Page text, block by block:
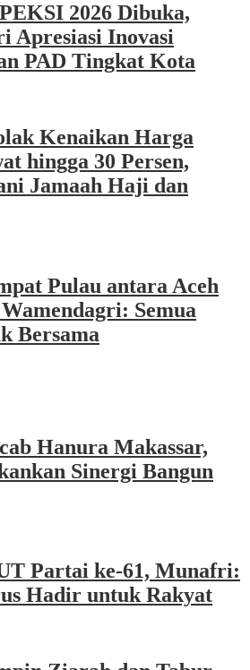
2026 Dibuka,
Apresiasi Inovasi
PAD Tingkat Kota
Kenaikan Harga
hingga 30 Persen,
Jamaah Haji dan
Pulau antara Aceh
Semua
Bersama
Hanura Makassar,
Sinergi Bangun
Partai ke-61, Munafri:
Hadir untuk Rakyat